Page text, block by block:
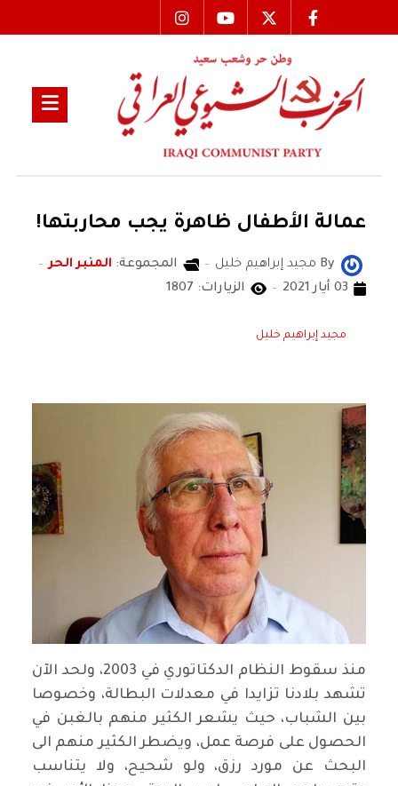
عمالة الأطفال ظاهرة يجب محاربتها!
By مجيد إبراهيم خليل المجموعة: المنبر الحر
03 أيار 2021
الزيارات: 1807
مجيد إبراهيم خليل
منذ سقوط النظام الدكتاتوري في 2003، ولحد الآن
تشهد بلادنا تزايدا في معدلات البطالة، وخصوصا
بين الشباب، حيث يشعر الكثير منهم بالغبن في
الحصول على فرصة عمل، ويضطر الكثير منهم الى
البحث عن مورد رزق، ولو شحيح، ولا يتناسب